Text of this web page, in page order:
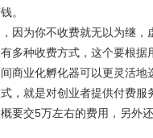
。
为你不收费就无以为继，
多种收费方式，这个要根据
业化孵化器可以更灵活地
，就是对创业者提供付费
要交5万左右的费用，另外